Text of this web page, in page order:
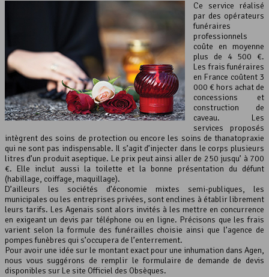
Ce service réalisé
par des opérateurs
funéraires
professionnels
coûte en moyenne
plus de 4 500 €.
Les frais funéraires
en France coûtent 3
000 € hors achat de
concessions et
construction de
caveau. Les
services proposés
intègrent des soins de protection ou encore les soins de thanatopraxie
qui ne sont pas indispensable. Il s’agit d’injecter dans le corps plusieurs
litres d’un produit aseptique. Le prix peut ainsi aller de 250 jusqu’ à 700
€. Elle inclut aussi la toilette et la bonne présentation du défunt
(habillage, coiffage, maquillage).
D’ailleurs les sociétés d’économie mixtes semi-publiques, les
municipales ou les entreprises privées, sont enclines à établir librement
leurs tarifs. Les Agenais sont alors invités à les mettre en concurrence
en exigeant un devis par téléphone ou en ligne. Précisons que les frais
varient selon la formule des funérailles choisie ainsi que l’agence de
pompes funèbres qui s’occupera de l’enterrement.
Pour avoir une idée sur le montant exact pour une inhumation dans Agen,
nous vous suggérons de remplir le formulaire de demande de devis
disponibles sur Le site Officiel des Obsèques.